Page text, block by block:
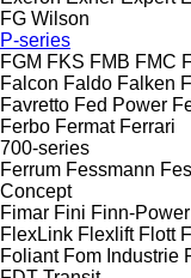
FG Wilson
P-series
FGM FKS FMB FMC
Falcon Faldo Falken
Favretto Fed Power
Ferbo Fermat Ferrari
700-series
Ferrum Fessmann
Concept
Fimar Fini Finn-Power
FlexLink Flexlift Flott
Foliant Fom Industrie